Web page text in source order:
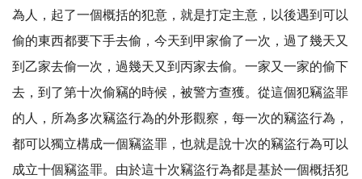
為人，起了一個概括的犯意，就是打定主意，以後遇到可以
偷的東西都要下手去偷，今天到甲家偷了一次，過了幾天又
到乙家去偷一次，過幾天又到丙家去偷。一家又一家的偷下
去，到了第十次偷竊的時候，被警方查獲。從這個犯竊盜罪
的人，所為多次竊盜行為的外形觀察，每一次的竊盜行為，
都可以獨立構成一個竊盜罪，也就是說十次的竊盜行為可以
成立十個竊盜罪。由於這十次竊盜行為都是基於一個概括犯